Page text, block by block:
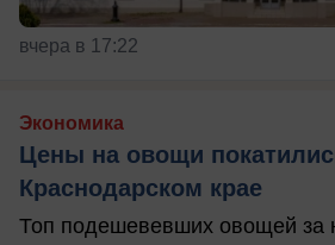
вчера в 17:22
Экономика
Цены на овощи
Краснодарском крае
Топ подешевевших овощей за